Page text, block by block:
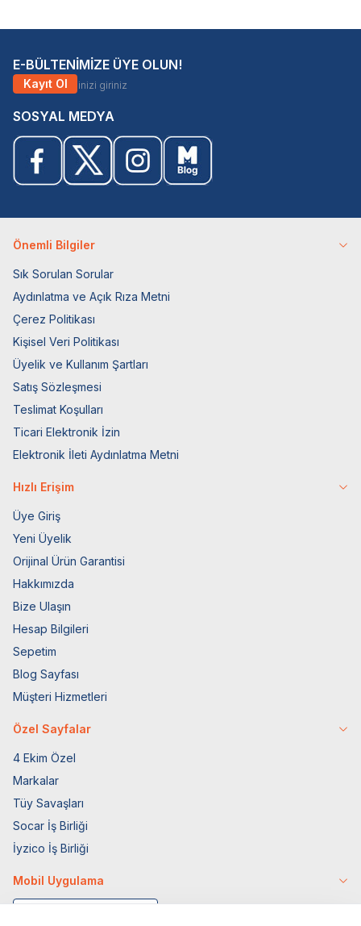
E-BÜLTENİMİZE ÜYE OLUN!
Kayıt Ol
SOSYAL MEDYA
Önemli Bilgiler
Sık Sorulan Sorular
Aydınlatma ve Açık Rıza Metni
Çerez Politikası
Kişisel Veri Politikası
Üyelik ve Kullanım Şartları
Satış Sözleşmesi
Teslimat Koşulları
Ticari Elektronik İzin
Elektronik İleti Aydınlatma Metni
Hızlı Erişim
Üye Giriş
Yeni Üyelik
Orijinal Ürün Garantisi
Hakkımızda
Bize Ulaşın
Hesap Bilgileri
Sepetim
Blog Sayfası
Müşteri Hizmetleri
Özel Sayfalar
4 Ekim Özel
Markalar
Tüy Savaşları
Socar İş Birliği
İyzico İş Birliği
Mobil Uygulama